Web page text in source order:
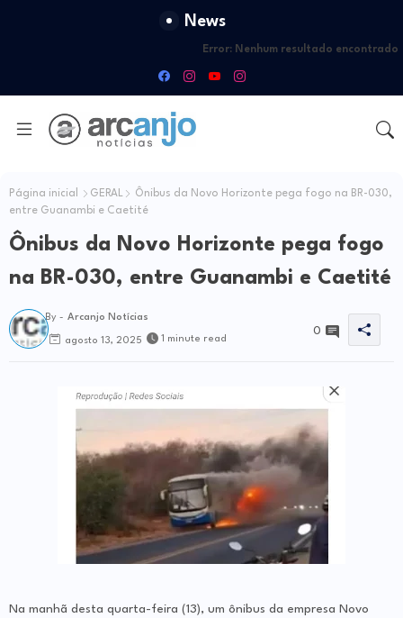
News
Error: Nenhum resultado encontrado
Página inicial GERAL
Ônibus da Novo Horizonte pega fogo na BR-030,
entre Guanambi e Caetité
Ônibus da Novo Horizonte pega fogo
na BR-030, entre Guanambi e Caetité
By - Arcanjo Notícias
agosto 13, 2025 1 minute read
0
Na manhã desta quarta-feira (13), um ônibus da empresa Novo